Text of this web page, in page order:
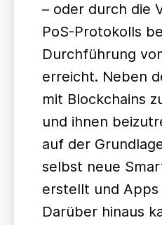
– oder durch die
PoS-Protokolls
Durchführung
erreicht. Neben
mit Blockchains
und ihnen
auf der
selbst neue
erstellt und
Darüber hinaus